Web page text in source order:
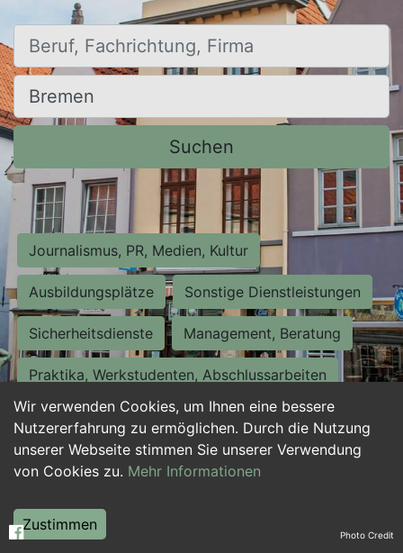
Wir verwenden Cookies, um Ihnen eine bessere
Nutzererfahrung zu ermöglichen. Durch die Nutzung
unserer Webseite stimmen Sie unserer Verwendung
von Cookies zu. Mehr Informationen
Zustimmen
Beruf, Fachrichtung, Firma
Ort, Stadt
Suchen
Journalismus, PR, Medien, Kultur
Ausbildungsplätze Sonstige Dienstleistungen
Sicherheitsdienste Management, Beratung
Praktika, Werkstudenten, Abschlussarbeiten
Personalwesen Assistenz, Sekretariat
Hilfskräfte, Aushilfs- und Nebenjobs
Weiterbildung, Studium, duale Ausbildung Photo Credit